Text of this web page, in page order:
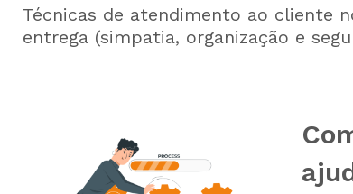
Técnicas de atendimento ao cliente
entrega (simpatia, organização e